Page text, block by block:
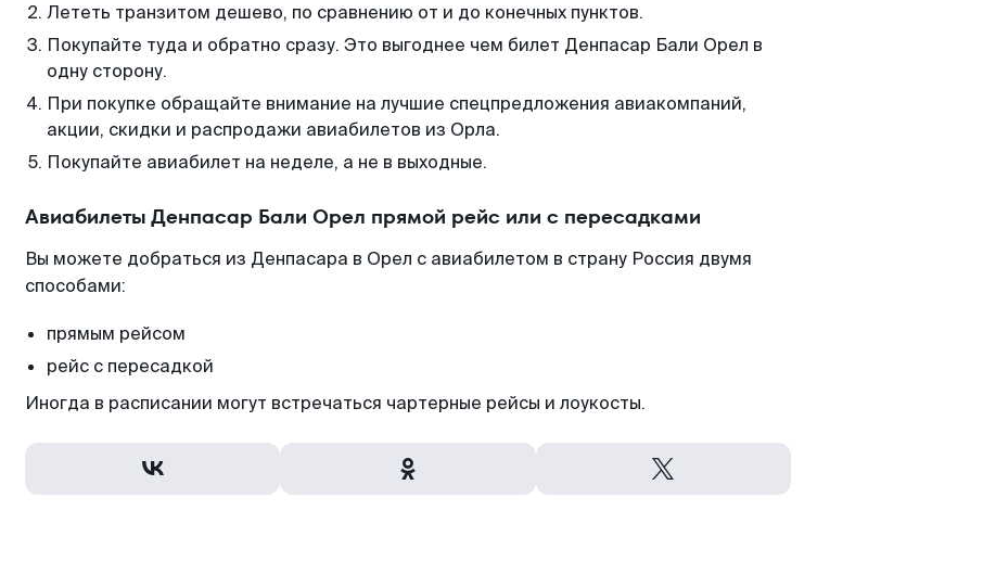
Лететь транзитом дешево, по сравнению от и до конечных пунктов.
Покупайте туда и обратно сразу. Это выгоднее чем билет Денпасар Бали Орел в
одну сторону.
При покупке обращайте внимание на лучшие спецпредложения авиакомпаний,
акции, скидки и распродажи авиабилетов из Орла.
Покупайте авиабилет на неделе, а не в выходные.
Авиабилеты Денпасар Бали Орел прямой рейс или с пересадками
Вы можете добраться из Денпасара в Орел с авиабилетом в страну Россия двумя
способами:
прямым рейсом
рейс с пересадкой
Иногда в расписании могут встречаться чартерные рейсы и лоукосты.